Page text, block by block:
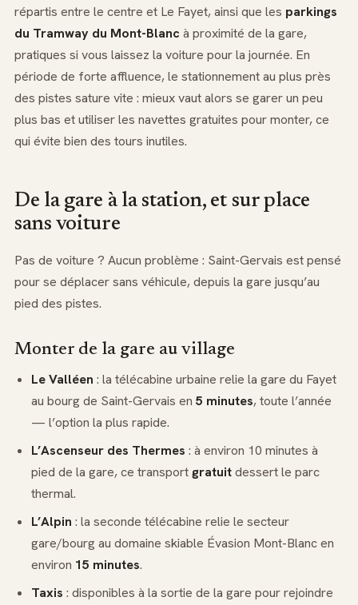
répartis entre le centre et Le Fayet, ainsi que les parkings
du Tramway du Mont-Blanc à proximité de la gare,
pratiques si vous laissez la voiture pour la journée. En
période de forte affluence, le stationnement au plus près
des pistes sature vite : mieux vaut alors se garer un peu
plus bas et utiliser les navettes gratuites pour monter, ce
qui évite bien des tours inutiles.
De la gare à la station, et sur place
sans voiture
Pas de voiture ? Aucun problème : Saint-Gervais est pensé
pour se déplacer sans véhicule, depuis la gare jusqu’au
pied des pistes.
Monter de la gare au village
Le Valléen : la télécabine urbaine relie la gare du Fayet
au bourg de Saint-Gervais en 5 minutes, toute l’année
— l’option la plus rapide.
L’Ascenseur des Thermes : à environ 10 minutes à
pied de la gare, ce transportgratuitdessert le parc
thermal.
L’Alpin : la seconde télécabine relie le secteur
gare/bourg au domaine skiable Évasion Mont-Blanc en
environ 15 minutes.
Taxis : disponibles à la sortie de la gare pour rejoindre